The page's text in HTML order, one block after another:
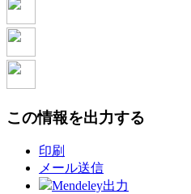
この情報を出力する
印刷
メール送信
Mendeley出力